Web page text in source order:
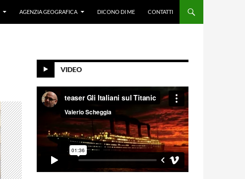
AGENZIA GEOGRAFICA DICONO DI ME CONTATTI
VIDEO